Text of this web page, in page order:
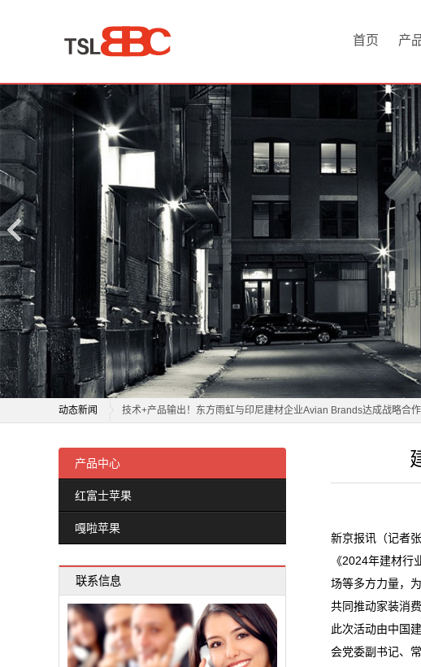
首页 产
动态新闻
国家级认证！欧神诺入选住建部“好房子”建设适用建材产品名录
技术+产品输出！东方雨虹与印尼建材企业Avian Brands达成战略合作
江西召開全省建筑（含建材）產業鏈鏈長制工作推進會
标杆启示|拆解大东建托:以长期包租模式成就日本长租公寓龙头
登录难、易崩溃、更新慢，部分国家级信息平台“建而难用”被质疑
技术+产品输出！东方雨虹与印尼建材企业Avian Brands达成战略合作
中国能建多头行情强于大盘，主力资金连续净流入，估值处历史高位
江西召開全省建筑（含建材）產業鏈鏈長制工作推進會
超半数装修建材股实现增长 丰林集团股价涨幅10.00%
“建材一哥”9亿元“捡漏” 富力三家酒店折价易主
标杆启示|拆解大东建托:以长期包租模式成就日本长租公寓龙头
登录难、易崩溃、更新慢，部分国家级信息平台“建而难用”被质疑
产品中心
红富士苹果
嘎啦苹果
联系信息
新京报讯（记者
《2024年建材
场等多方力量，
共同推动家装消
此次活动由中国
会党委副书记、
产
品
心
红
富
士
苹
果
嘎